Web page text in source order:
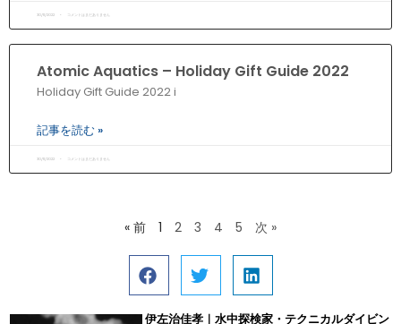
30/11/2022 コメントはまだありません
Atomic Aquatics – Holiday Gift Guide 2022
Holiday Gift Guide 2022 i
記事を読む »
30/11/2022 コメントはまだありません
« 前 1 2 3 4 5 次 »
伊左治佳孝｜水中探検家・テクニカルダイビン